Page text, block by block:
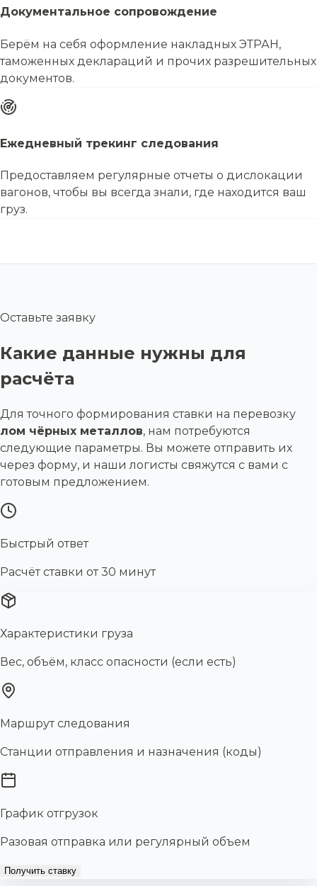
Документальное сопровождение
Берём на себя оформление накладных ЭТРАН,
таможенных деклараций и прочих разрешительных
документов.
Ежедневный трекинг следования
Предоставляем регулярные отчеты о дислокации
вагонов, чтобы вы всегда знали, где находится ваш
груз.
Оставьте заявку
Какие данные нужны для
расчёта
Для точного формирования ставки на перевозку
лом чёрных металлов, нам потребуются
следующие параметры. Вы можете отправить их
через форму, и наши логисты свяжутся с вами с
готовым предложением.
Быстрый ответ
Расчёт ставки от 30 минут
Характеристики груза
Вес, объём, класс опасности (если есть)
Маршрут следования
Станции отправления и назначения (коды)
График отгрузок
Разовая отправка или регулярный объем
Получить ставку